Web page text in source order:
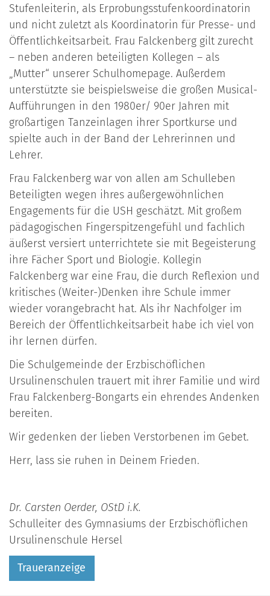
Stufenleiterin, als Erpro­bungsstufenkoordinatorin
und nicht zuletzt als Koordinatorin für Presse- und
Öffent­lichkeitsarbeit. Frau Falckenberg gilt zurecht
– neben anderen beteiligten Kollegen – als
„Mutter“ unserer Schulhomepage. Außerdem
unterstützte sie beispielsweise die großen Musical-
Aufführungen in den 1980er/ 90er Jahren mit
großartigen Tanz­einlagen ihrer Sportkurse und
spielte auch in der Band der Lehrerinnen und
Lehrer.
Frau Falckenberg war von allen am Schulleben
Beteiligten wegen ihres außergewöhn­lichen
Engagements für die USH geschätzt. Mit großem
pädagogischen Finger­spitzengefühl und fachlich
äußerst versiert unterrichtete sie mit Begeisterung
ihre Fä­cher Sport und Biologie. Kollegin
Falckenberg war eine Frau, die durch Reflexion und
kritisches (Weiter-)Denken ihre Schule immer
wieder vorangebracht hat. Als ihr Nach­folger im
Bereich der Öffentlichkeitsarbeit habe ich viel von
ihr lernen dürfen.
Die Schulgemeinde der Erzbischöflichen
Ursulinenschulen trauert mit ihrer Familie und wird
Frau Falckenberg-Bongarts ein ehrendes Andenken
bereiten.
Wir gedenken der lieben Verstorbenen im Gebet.
Herr, lass sie ruhen in Deinem Frieden.
Dr. Carsten Oerder, OStD i.K.
Schulleiter des Gymnasiums der Erzbischöflichen
Ursulinenschule Hersel
Traueranzeige